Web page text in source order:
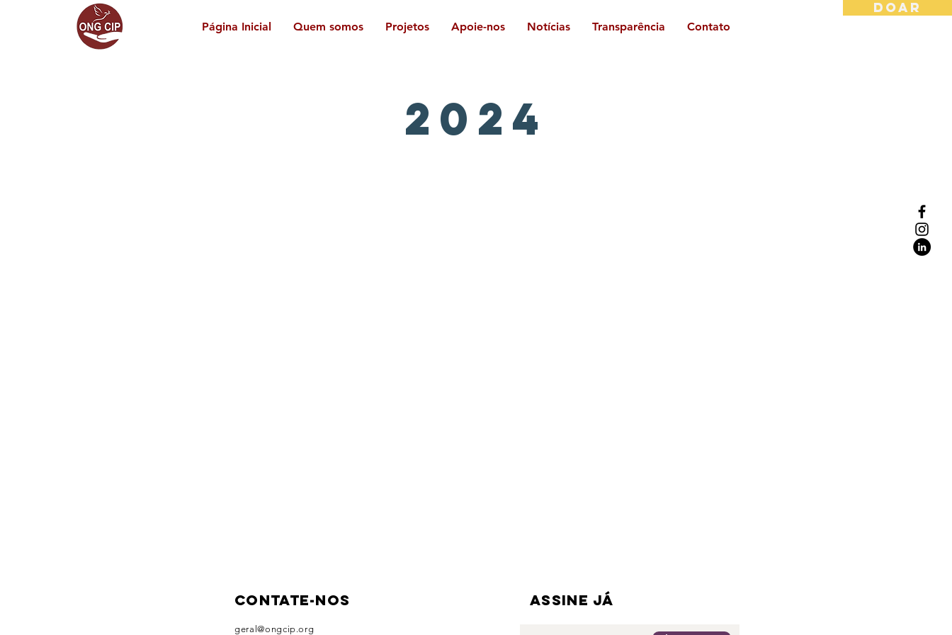
DOAR
Página Inicial Quem somos Projetos Apoie-nos Notícias Transparência Contato
2024
Contate-nos
geral@ongcip.org
ASSINE JÁ